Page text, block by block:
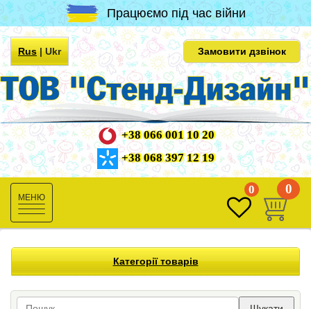
Працюємо під час війни
Rus|Ukr Замовити дзвінок
+38 066 001 10 20
+38 068 397 12 19
Toggle
navigation
0 0
Категорії товарів